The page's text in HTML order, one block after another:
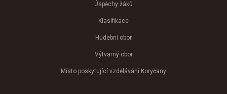
Úspěchy žáků
Klasifikace
Hudební obor
Výtvarný obor
Místo poskytující vzdělávání Koryčany